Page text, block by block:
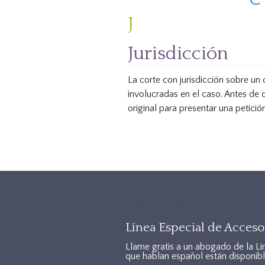
J
Jurisdicción
La corte con jurisdicción sobre
involucradas en el caso. Antes
original para presentar una
Línea Especial de
Llame gratis a un abogado de la
que hablan español están